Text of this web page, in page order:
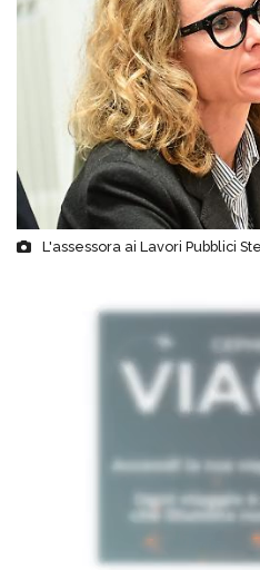
L'assessora ai Lavori Pubblici